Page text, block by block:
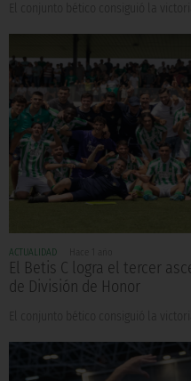
El conjunto bético consiguió la
ACTUALIDAD
El Betis C logra el tercer
de División de Honor
El conjunto bético consiguió la